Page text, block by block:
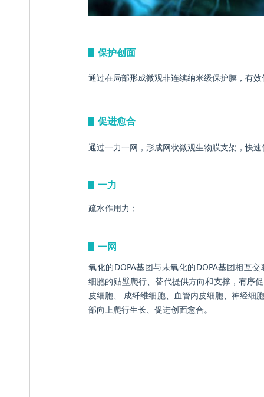
ꄶ
ꄶ
保护创面
通过在局部形成微观非连续纳米级保护膜，有
ꄶ
促进愈合
通过一力一网，形成网状微观生物膜支架，快
ꄶ
一力
疏水作用力；
一网
氧化的DOPA基团与未氧化的DOPA基团相互
细胞的贴壁爬行、替代提供方向和支撑，有序
皮细胞、 成纤维细胞、血管内皮细胞、神经细
部向上爬行生长、促进创面愈合。